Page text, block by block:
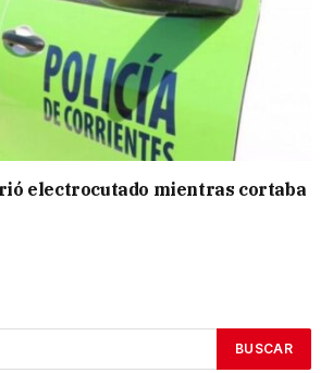
electrocutado mientras cortaba